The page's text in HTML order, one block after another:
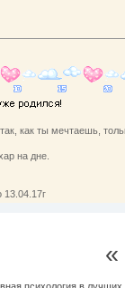
как ты мечтаешь,
на дне.
13.04.17г